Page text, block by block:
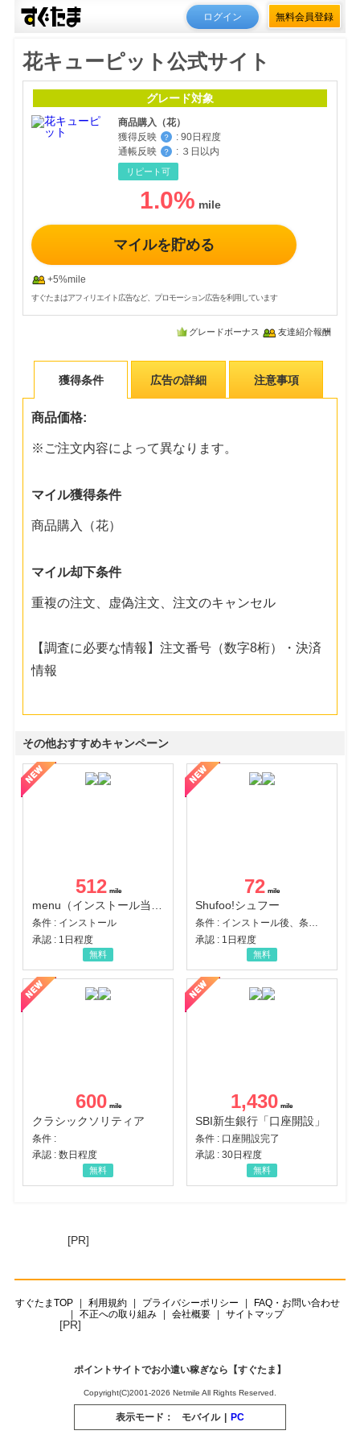
ログイン 無料会員登録
花キューピット公式サイト
グレード対象
商品購入（花）
獲得反映
？ : 90日程度
通帳反映
？ : ３日以内
リピート可
1.0%
マイルを貯める
+5%mile
すぐたまはアフィリエイト広告など、プロモーション広告を利用しています
グレードボーナス 友達紹介報酬
獲得条件 広告の詳細 注意事項
商品価格:
※ご注文内容によって異なります。
マイル獲得条件
商品購入（花）
マイル却下条件
重複の注文、虚偽注文、注文のキャンセル
【調査に必要な情報】注文番号（数字8桁）・決済
情報
その他おすすめキャンペーン
512
menu（インストール当日に指定のクーポンコード経由で1,500円（税込）以上の初回注文完了）（Android）
条件 : インストール
承認 : 1日程度
無料
72
Shufoo!シュフー
条件 : インストール後、条件達成
承認 : 1日程度
無料
600
クラシックソリティア
条件 :
承認 : 数日程度
無料
1,430
SBI新生銀行「口座開設」
条件 : 口座開設完了
承認 : 30日程度
無料
[PR]
すぐたまTOP 利用規約 プライバシーポリシー
FAQ・お問い合わせ
不正への取り組み
会社概要 サイトマップ
[PR]
ポイントサイトでお小遣い稼ぎなら【すぐたま】
Copyright(C)2001-2026 Netmile All Rights Reserved.
表示モード： モバイル | PC